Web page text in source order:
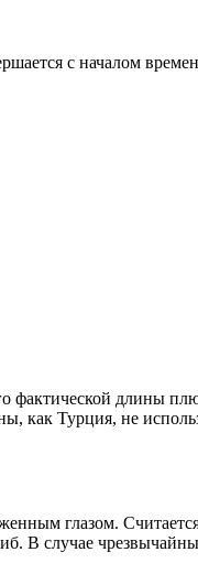
с началом
фактической длины
как Турция, не
глазом.
В случае